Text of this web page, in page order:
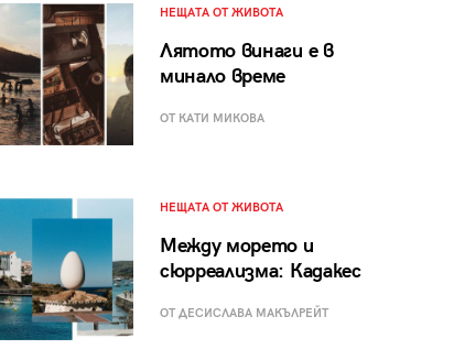
НЕЩАТА ОТ ЖИВОТА
Лятото винаги е в
минало време
ОТ КАТИ МИКОВА
НЕЩАТА ОТ ЖИВОТА
Между морето и
сюрреализма: Кадакес
ОТ ДЕСИСЛАВА МАКЪЛРЕЙТ